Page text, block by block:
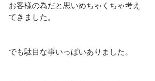
お客様の為だと思いめちゃくちゃ考え
てきました。
でも駄目な事いっぱいありました。